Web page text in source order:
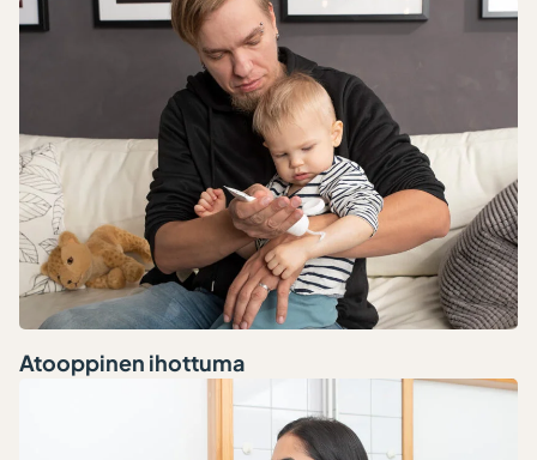
Atooppinen ihottuma